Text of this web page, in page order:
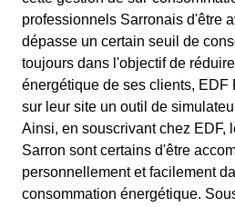
professionnels Sarronais d'être
dépasse un certain seuil de
toujours dans l'objectif de
énergétique de ses clients, EDF
sur leur site un outil de
Ainsi, en souscrivant chez EDF,
Sarron sont certains d'être
personnellement et facilement
consommation énergétique.